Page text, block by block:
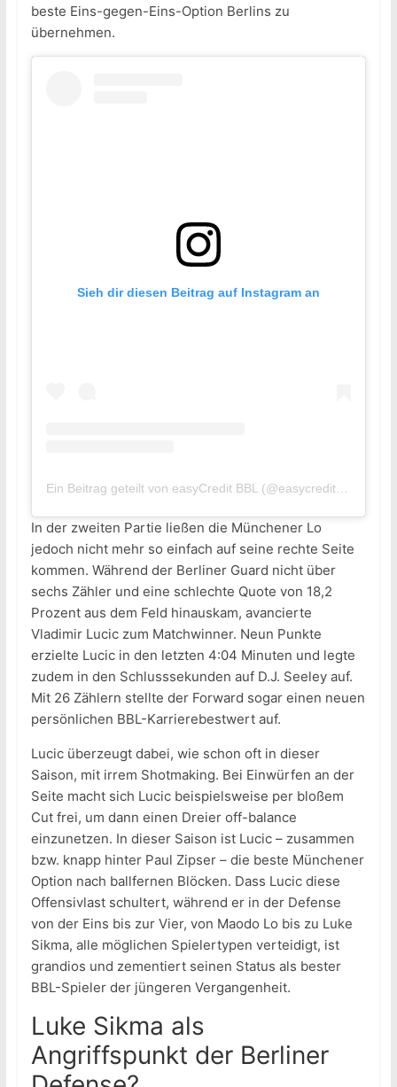
beste Eins-gegen-Eins-Option Berlins zu
übernehmen.
Sieh dir diesen Beitrag auf Instagram an
Ein Beitrag geteilt von easyCredit BBL (@easycreditbbl)
In der zweiten Partie ließen die Münchener Lo
jedoch nicht mehr so einfach auf seine rechte Seite
kommen. Während der Berliner Guard nicht über
sechs Zähler und eine schlechte Quote von 18,2
Prozent aus dem Feld hinauskam, avancierte
Vladimir Lucic zum Matchwinner. Neun Punkte
erzielte Lucic in den letzten 4:04 Minuten und legte
zudem in den Schlusssekunden auf D.J. Seeley auf.
Mit 26 Zählern stellte der Forward sogar einen neuen
persönlichen BBL-Karrierebestwert auf.
Lucic überzeugt dabei, wie schon oft in dieser
Saison, mit irrem Shotmaking. Bei Einwürfen an der
Seite macht sich Lucic beispielsweise per bloßem
Cut frei, um dann einen Dreier off-balance
einzunetzen. In dieser Saison ist Lucic – zusammen
bzw. knapp hinter Paul Zipser – die beste Münchener
Option nach ballfernen Blöcken. Dass Lucic diese
Offensivlast schultert, während er in der Defense
von der Eins bis zur Vier, von Maodo Lo bis zu Luke
Sikma, alle möglichen Spielertypen verteidigt, ist
grandios und zementiert seinen Status als bester
BBL-Spieler der jüngeren Vergangenheit.
Luke Sikma als
Angriffspunkt der Berliner